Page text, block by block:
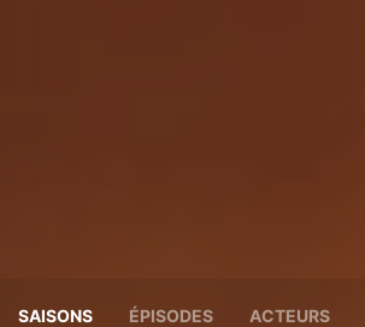
SAISONS ÉPISODES ACTEURS